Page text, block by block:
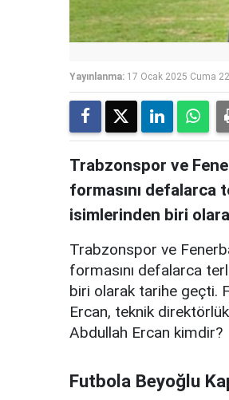
Yayınlanma: 17 Ocak 2025 Cuma
Trabzonspor ve
formasını
isimlerinden biri
Trabzonspor ve
formasını defalarca
biri olarak tarihe geçti.
Ercan, teknik
Abdullah Ercan kimdir?
Futbola Beyoğlu